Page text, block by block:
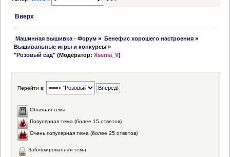
Вверх
Машинная вышивка - Форум » Бенефис хорошего настроения»
Вышивальные игры и конкурсы »
"Розовый сад" (Модератор:Xsenia_V)
Перейти в:
Обычная тема
Популярная тема (более 15 ответов)
Очень популярная тема (более 25 ответов)
Заблокированная тема